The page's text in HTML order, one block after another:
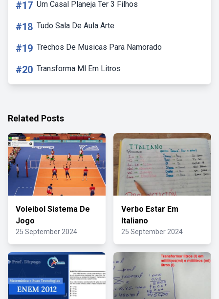
#17 Um Casal Planeja Ter 3 Filhos
#18 Tudo Sala De Aula Arte
#19 Trechos De Musicas Para Namorado
#20 Transforma Ml Em Litros
Related Posts
Voleibol Sistema De
Jogo
25 September 2024
Verbo Estar Em
Italiano
25 September 2024